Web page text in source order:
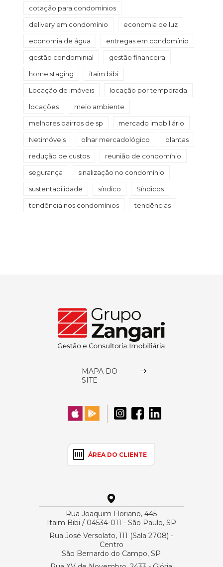
cotação para condomínios
delivery em condomínio economia de luz
economia de água entregas em condomínio
gestão condominial gestão financeira
home staging itaim bibi
Locação de imóveis locação por temporada
locações meio ambiente
melhores bairros de sp mercado imobiliário
Netimóveis olhar mercadológico plantas
redução de custos reunião de condomínio
segurança sinalização no condomínio
sustentabilidade síndico Síndicos
tendência nos condomínios tendências
MAPA DO
SITE
ÁREA DO CLIENTE
Rua Joaquim Floriano, 445
Itaim Bibi / 04534-011 - São Paulo, SP
Rua José Versolato, 111 (Sala 2708) -
Centro
São Bernardo do Campo, SP